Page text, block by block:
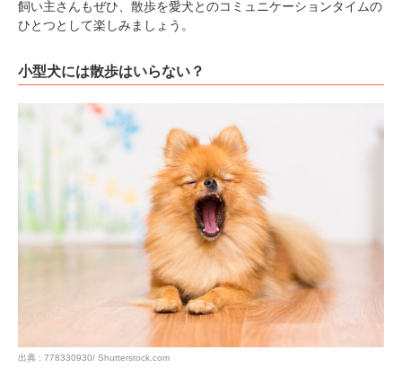
飼い主さんもぜひ、散歩を愛犬とのコミュニケーションタイムの
ひとつとして楽しみましょう。
小型犬には散歩はいらない？
出典 : 778330930/ Shutterstock.com